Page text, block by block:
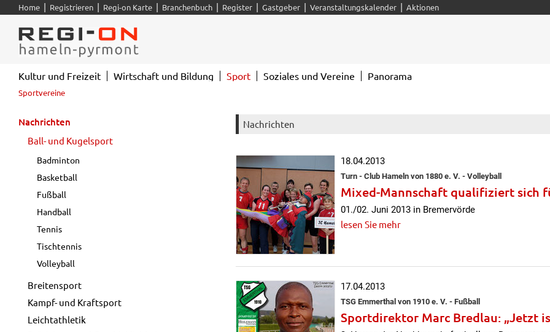
Nachrichten
Ball- und Kugelsport
Badminton
Basketball
Fußball
Handball
Tennis
Tischtennis
Volleyball
Breitensport
Kampf- und Kraftsport
Leichtathletik
Nachrichten
18.04.2013
Turn - Club Hameln von 1880 e. V. - Volleyball
Mixed-Mannschaft qualifiziert sich
01./02. Juni 2013 in Bremervörde
lesen Sie mehr
17.04.2013
TSG Emmerthal von 1910 e. V. - Fußball
Sportdirektor Marc Bredlau: „Jetzt
Home | Registrieren | Regi-on Karte | Branchenbuch | Register | Gastgeber | Veranstaltungskalender | Aktionen
Kultur und Freizeit Wirtschaft und Bildung Sport
Sportvereine
Soziales und Vereine Panorama